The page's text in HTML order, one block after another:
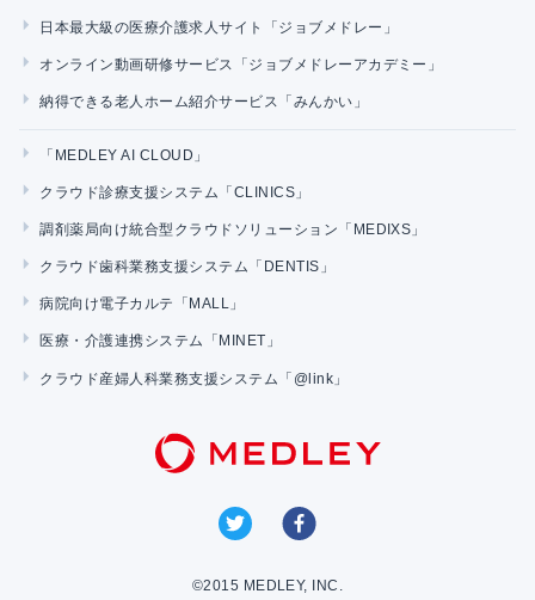
日本最大級の医療介護求人サイト「ジョブメドレー」
オンライン動画研修サービス「ジョブメドレーアカデミー」
納得できる老人ホーム紹介サービス「みんかい」
「MEDLEY AI CLOUD」
クラウド診療支援システム「CLINICS」
調剤薬局向け統合型クラウドソリューション「MEDIXS」
クラウド歯科業務支援システム「DENTIS」
病院向け電子カルテ「MALL」
医療・介護連携システム「MINET」
クラウド産婦人科業務支援システム「@link」
©2015 MEDLEY, INC.